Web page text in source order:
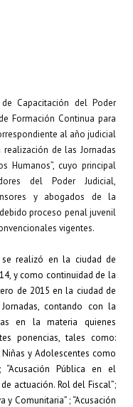
Capacitación del Poder
Formación Continua para
al año judicial
de las Jornadas
Humanos”, cuyo principal
del Poder Judicial,
y abogados de la
proceso penal juvenil
vigentes.
realizó en la ciudad de
y como continuidad de la
de 2015 en la ciudad de
contando con la
en la materia quienes
ponencias, tales como:
y Adolescentes como
“Acusación Pública en el
actuación. Rol del Fiscal”;
y Comunitaria” ; “Acusación